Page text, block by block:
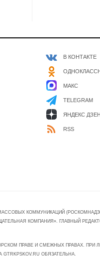
В КОНТАКТЕ
МАКС
TELEGRAM
ЯНДЕКС ДЗЕН
RSS
КОММУНИКАЦИЙ
КОМПАНИЯ». ГЛАВНЫЙ
ПРАВЕ И СМЕЖНЫХ ПРАВАХ. ПРИ
ОБЯЗАТЕЛЬНА.